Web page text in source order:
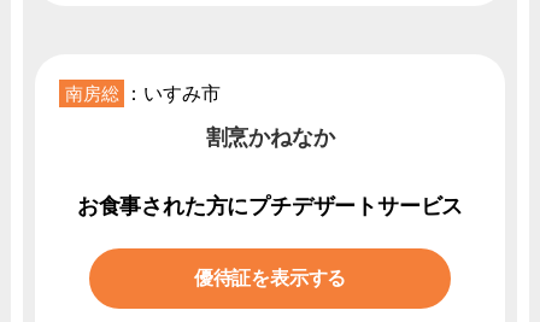
南房総 ：いすみ市
割烹かねなか
お食事された方にプチデザートサービス
優待証を表示する